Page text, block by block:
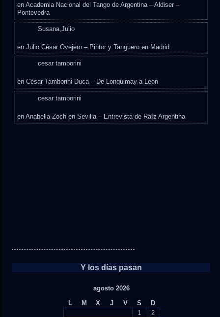
enAcademia Nacional del Tango de Argentina – Aldiser –
Pontevedra
Susana,Julio
enJulio César Ovejero – Pintor y Tanguero en Madrid
cesar tamborini
enCésar Tamborini Duca – De Lonquimay a León
cesar tamborini
enAnabella Zoch en Sevilla – Entrevista de Raíz Argentina
Y los días pasan
agosto 2026
L
M X J V S
D
1
2